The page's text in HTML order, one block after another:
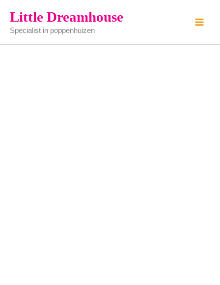
naar
inhoud
Little Dreamhouse
Specialist in poppenhuizen
aantal